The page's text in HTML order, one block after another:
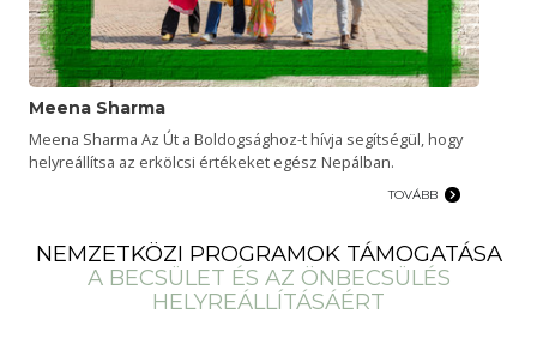
Meena Sharma
Meena Sharma Az Út a Boldogsághoz-t hívja segítségül, hogy
helyreállítsa az erkölcsi értékeket egész Nepálban.
TOVÁBB
NEMZETKÖZI PROGRAMOK TÁMOGATÁSA
A BECSÜLET ÉS AZ ÖNBECSÜLÉS
HELYREÁLLÍTÁSÁÉRT